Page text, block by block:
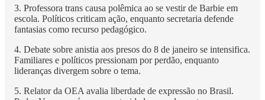
3. Professora trans causa polêmica ao se vestir de Barbie em
escola. Políticos criticam ação, enquanto secretaria defende
fantasias como recurso pedagógico.
4. Debate sobre anistia aos presos do 8 de janeiro se intensifica.
Familiares e políticos pressionam por perdão, enquanto
lideranças divergem sobre o tema.
5. Relator da OEA avalia liberdade de expressão no Brasil.